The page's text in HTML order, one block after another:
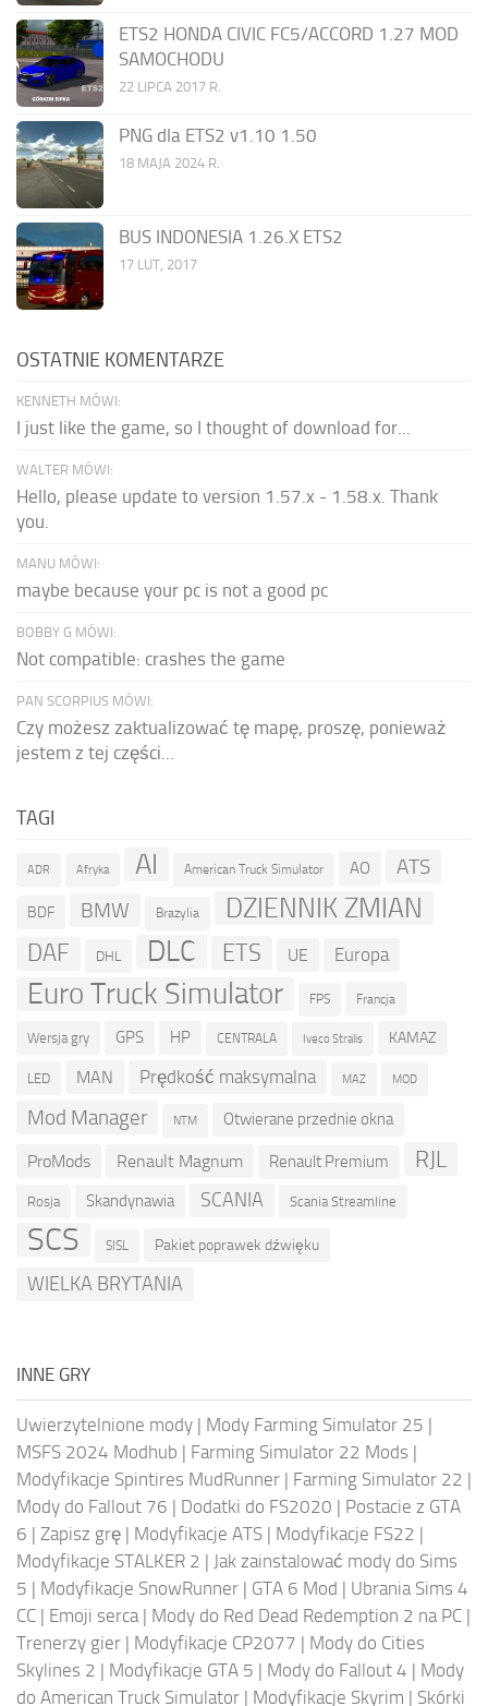
ETS2 HONDA CIVIC FC5/ACCORD 1.27 MOD
SAMOCHODU
22 LIPCA 2017 R.
PNG dla ETS2 v1.10 1.50
18 MAJA 2024 R.
BUS INDONESIA 1.26.X ETS2
17 LUT, 2017
OSTATNIE KOMENTARZE
KENNETH MÓWI:
I just like the game, so I thought of download for...
WALTER MÓWI:
Hello, please update to version 1.57.x - 1.58.x. Thank
you.
MANU MÓWI:
maybe because your pc is not a good pc
BOBBY G MÓWI:
Not compatible: crashes the game
PAN SCORPIUS MÓWI:
Czy możesz zaktualizować tę mapę, proszę, ponieważ
jestem z tej części...
TAGI
ADR Afryka AI American Truck Simulator AO ATS
BDF BMW Brazylia DZIENNIK ZMIAN
DAF DHL DLC ETS UE Europa
Euro Truck Simulator FPS Francja
Wersja gry GPS HP CENTRALA Iveco Stralis KAMAZ
LED MAN Prędkość maksymalna MAZ MOD
Mod Manager NTM Otwierane przednie okna
ProMods Renault Magnum Renault Premium RJL
Rosja Skandynawia SCANIA Scania Streamline
SCS SISL Pakiet poprawek dźwięku
WIELKA BRYTANIA
INNE GRY
Uwierzytelnione mody | Mody Farming Simulator 25 |
MSFS 2024 Modhub | Farming Simulator 22 Mods |
Modyfikacje Spintires MudRunner | Farming Simulator 22 |
Mody do Fallout 76 | Dodatki do FS2020 | Postacie z GTA
6 | Zapisz grę | Modyfikacje ATS | Modyfikacje FS22 |
Modyfikacje STALKER 2 | Jak zainstalować mody do Sims
5 | Modyfikacje SnowRunner | GTA 6 Mod | Ubrania Sims 4
CC | Emoji serca | Mody do Red Dead Redemption 2 na PC |
Trenerzy gier | Modyfikacje CP2077 | Mody do Cities
Skylines 2 | Modyfikacje GTA 5 | Mody do Fallout 4 | Mody
do American Truck Simulator | Modyfikacje Skyrim | Skórki